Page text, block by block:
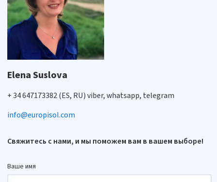
Elena Suslova
+ 34 647173382 (ES, RU) viber, whatsapp, telegram
info@europisol.com
Свяжитесь с нами, и мы поможем вам в вашем выборе!
Ваше имя